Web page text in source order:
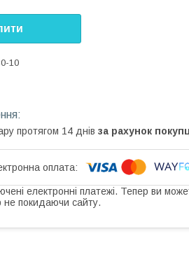
10
протягом 14 днів за рахунок
електронні платежі. Тепер ви
не покидаючи сайту.